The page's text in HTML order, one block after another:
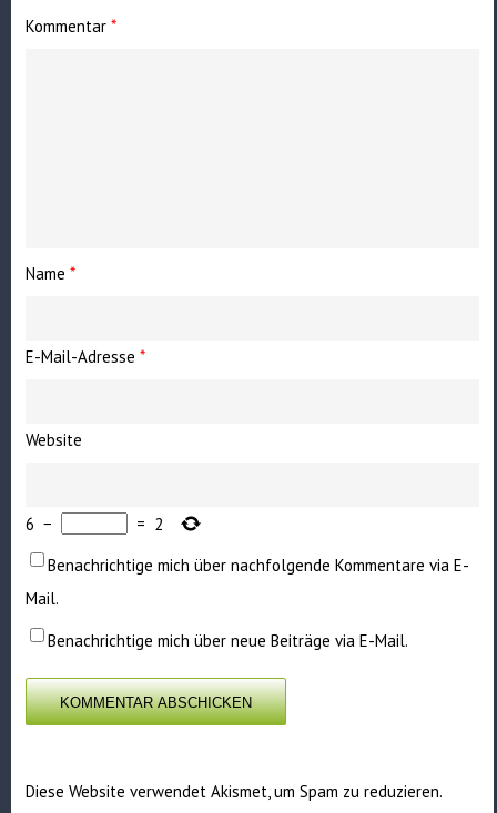
Kommentar*
Name*
E-Mail-Adresse*
Website
6 − = 2
Benachrichtige mich über nachfolgende Kommentare via E-
Mail.
Benachrichtige mich über neue Beiträge via E-Mail.
Diese Website verwendet Akismet, um Spam zu reduzieren.